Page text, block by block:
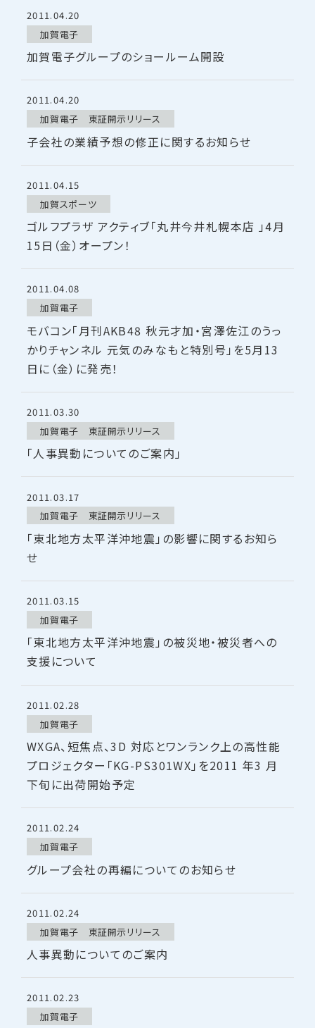
2011.04.20
加賀電子
加賀電子グループのショールーム開設
2011.04.20
加賀電子 東証開示リリース
子会社の業績予想の修正に関するお知らせ
2011.04.15
加賀スポーツ
ゴルフプラザ アクティブ「丸井今井札幌本店 」4月
15日（金）オープン！
2011.04.08
加賀電子
モバコン「月刊AKB48 秋元才加・宮澤佐江のうっ
かりチャンネル 元気のみなもと特別号」を5月13
日に（金）に発売！
2011.03.30
加賀電子 東証開示リリース
「人事異動についてのご案内」
2011.03.17
加賀電子 東証開示リリース
「東北地方太平洋沖地震」の影響に関するお知ら
せ
2011.03.15
加賀電子
「東北地方太平洋沖地震」の被災地・被災者への
支援について
2011.02.28
加賀電子
WXGA、短焦点、3D 対応とワンランク上の高性能
プロジェクター「KG-PS301WX」を2011 年3 月
下旬に出荷開始予定
2011.02.24
加賀電子
グループ会社の再編についてのお知らせ
2011.02.24
加賀電子 東証開示リリース
人事異動についてのご案内
2011.02.23
加賀電子